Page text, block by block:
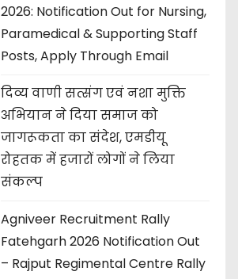
2026: Notification Out for Nursing,
Paramedical & Supporting Staff
Posts, Apply Through Email
दिव्य वाणी सत्संग एवं नशा मुक्ति
अभियान ने दिया समाज को
जागरूकता का संदेश, एमडीयू
रोहतक में हजारों लोगों ने लिया
संकल्प
Agniveer Recruitment Rally
Fatehgarh 2026 Notification Out
– Rajput Regimental Centre Rally